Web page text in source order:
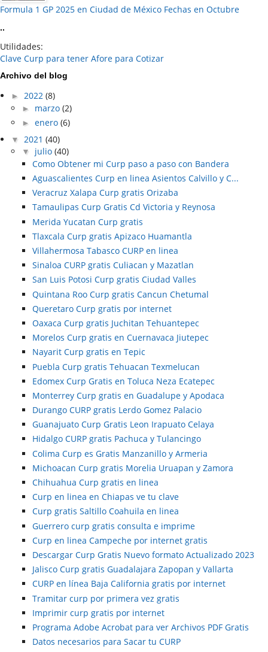
Formula 1 GP 2025 en Ciudad de México Fechas en Octubre
..
Utilidades:
Clave Curp para tener Afore para Cotizar
Archivo del blog
► 2022 (8)
► marzo (2)
► enero (6)
▼ 2021 (40)
▼ julio (40)
Como Obtener mi Curp paso a paso con Bandera
Aguascalientes Curp en linea Asientos Calvillo y C...
Veracruz Xalapa Curp gratis Orizaba
Tamaulipas Curp Gratis Cd Victoria y Reynosa
Merida Yucatan Curp gratis
Tlaxcala Curp gratis Apizaco Huamantla
Villahermosa Tabasco CURP en linea
Sinaloa CURP gratis Culiacan y Mazatlan
San Luis Potosi Curp gratis Ciudad Valles
Quintana Roo Curp gratis Cancun Chetumal
Queretaro Curp gratis por internet
Oaxaca Curp gratis Juchitan Tehuantepec
Morelos Curp gratis en Cuernavaca Jiutepec
Nayarit Curp gratis en Tepic
Puebla Curp gratis Tehuacan Texmelucan
Edomex Curp Gratis en Toluca Neza Ecatepec
Monterrey Curp gratis en Guadalupe y Apodaca
Durango CURP gratis Lerdo Gomez Palacio
Guanajuato Curp Gratis Leon Irapuato Celaya
Hidalgo CURP gratis Pachuca y Tulancingo
Colima Curp es Gratis Manzanillo y Armeria
Michoacan Curp gratis Morelia Uruapan y Zamora
Chihuahua Curp gratis en linea
Curp en linea en Chiapas ve tu clave
Curp gratis Saltillo Coahuila en linea
Guerrero curp gratis consulta e imprime
Curp en linea Campeche por internet gratis
Descargar Curp Gratis Nuevo formato Actualizado 2023
Jalisco Curp gratis Guadalajara Zapopan y Vallarta
CURP en línea Baja California gratis por internet
Tramitar curp por primera vez gratis
Imprimir curp gratis por internet
Programa Adobe Acrobat para ver Archivos PDF Gratis
Datos necesarios para Sacar tu CURP